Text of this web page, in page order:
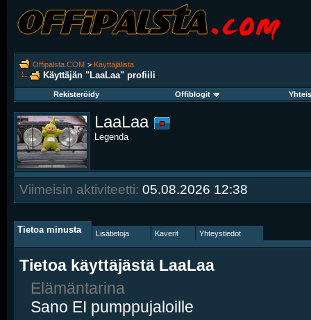
Offipalsta.COM > Käyttäjälista
Käyttäjän "LaaLaa" profiili
Rekisteröidy Offiblogit
LaaLaa
Legenda
Viimeisin aktiviteetti: 05.08.2026 12:38
Tietoa minusta Lisätietoja Kaverit Yhteystiedot
Tietoa käyttäjästä LaaLaa
Elämäntarina
Sano EI pumppujaloille